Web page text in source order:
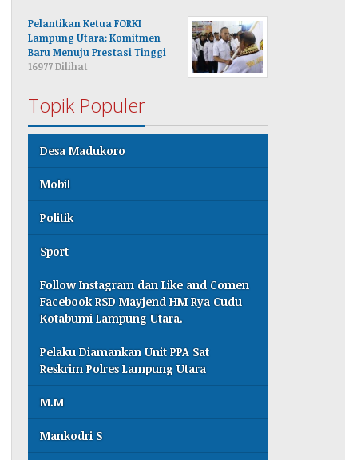
Pelantikan Ketua FORKI
Lampung Utara: Komitmen
Baru Menuju Prestasi Tinggi
16977 Dilihat
Topik Populer
Desa Madukoro
Mobil
Politik
Sport
Follow Instagram dan Like and Comen
Facebook RSD Mayjend HM Rya Cudu
Kotabumi Lampung Utara.
Pelaku Diamankan Unit PPA Sat
Reskrim Polres Lampung Utara
M.M
Mankodri S